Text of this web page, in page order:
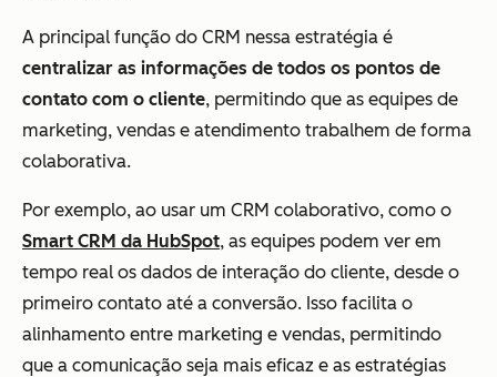
A principal função do CRM nessa estratégia é
centralizar as informações de todos os pontos de
contato com o cliente, permitindo que as equipes de
marketing, vendas e atendimento trabalhem de forma
colaborativa.
Por exemplo, ao usar um CRM colaborativo, como o
Smart CRM da HubSpot, as equipes podem ver em
tempo real os dados de interação do cliente, desde o
primeiro contato até a conversão. Isso facilita o
alinhamento entre marketing e vendas, permitindo
que a comunicação seja mais eficaz e as estratégias